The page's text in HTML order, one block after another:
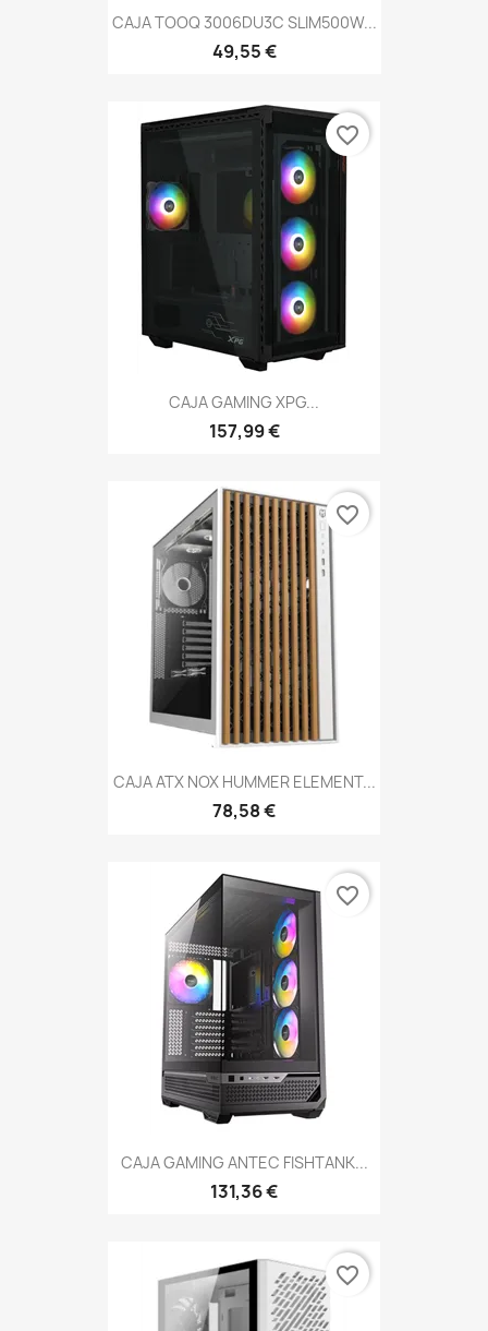
CAJA TOOQ 3006DU3C SLIM500W...
49,55 €
CAJA GAMING XPG...
157,99 €
favorite_border
CAJA ATX NOX HUMMER ELEMENT...
78,58 €
favorite_border
CAJA GAMING ANTEC FISHTANK...
131,36 €
favorite_border
favorite_border